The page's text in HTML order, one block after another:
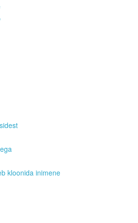
kloonida inimene